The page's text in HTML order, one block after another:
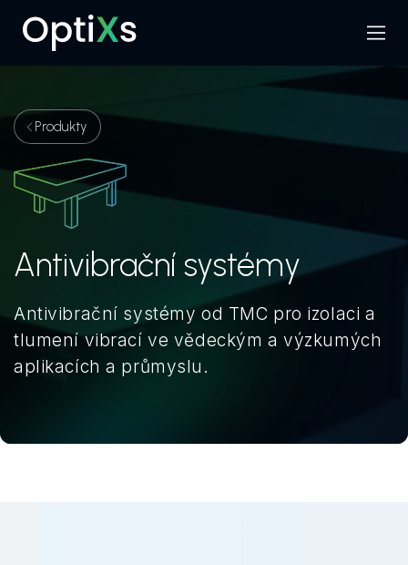
Hledat
Menu
Produkty
Antivibrační systémy
Antivibrační systémy od TMC pro izolaci a
tlumení vibrací ve vědeckým a výzkumých
aplikacích a průmyslu.